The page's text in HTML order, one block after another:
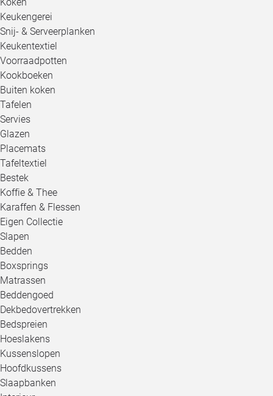
Keukengerei
Snij- & Serveerplanken
Keukentextiel
Voorraadpotten
Kookboeken
Buiten koken
Tafelen
Servies
Glazen
Placemats
Tafeltextiel
Bestek
Koffie & Thee
Karaffen & Flessen
Eigen Collectie
Slapen
Bedden
Boxsprings
Matrassen
Beddengoed
Dekbedovertrekken
Bedspreien
Hoeslakens
Kussenslopen
Hoofdkussens
Slaapbanken